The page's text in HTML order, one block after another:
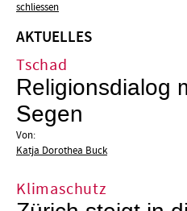
schliessen
AKTUELLES
Tschad
Religionsdialog
Segen
Von:
Katja Dorothea Buck
Klimaschutz